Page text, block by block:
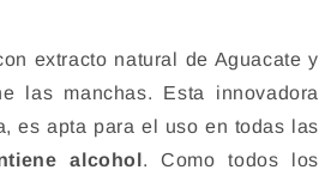
extracto natural de Aguacate y
las manchas. Esta innovadora
es apta para el uso en todas las
alcohol. Como todos los